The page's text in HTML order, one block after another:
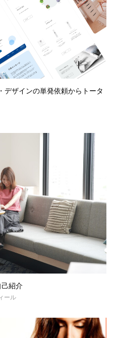
デザインの単発依頼からトータ
紹介
ール